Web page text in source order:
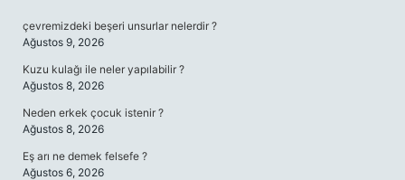
çevremizdeki beşeri unsurlar nelerdir ?
Ağustos 9, 2026
Kuzu kulağı ile neler yapılabilir ?
Ağustos 8, 2026
Neden erkek çocuk istenir ?
Ağustos 8, 2026
Eş arı ne demek felsefe ?
Ağustos 6, 2026